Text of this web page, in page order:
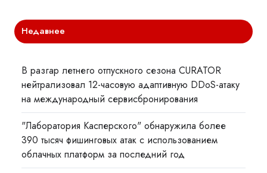
Недавнее
В разгар летнего отпускного сезона CURATOR
нейтрализовал 12-часовую адаптивную DDoS-атаку
на международный сервисбронирования
"Лаборатория Касперского" обнаружила более
390 тысяч фишинговых атак с использованием
облачных платформ за последний год